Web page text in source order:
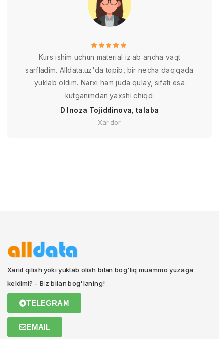
Kurs ishim uchun material izlab ancha vaqt
sarfladim. Alldata.uz'da topib, bir necha daqiqada
yuklab oldim. Narxi ham juda qulay, sifati esa
kutganimdan yaxshi chiqdi
Dilnoza Tojiddinova, talaba
Xaridor
Xarid qilish yoki yuklab olish bilan bog'liq muammo yuzaga
keldimi? - Biz bilan bog'laning!
TELEGRAM
EMAIL